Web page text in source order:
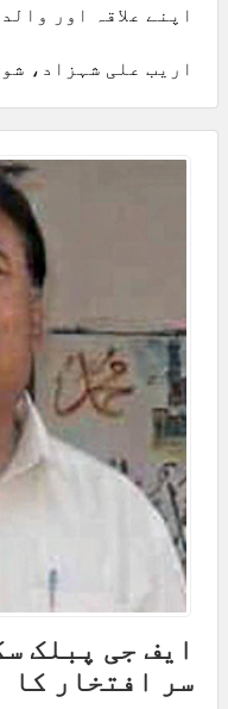
اپنے علاقہ اور
اریب علی شہزاد،
ایف جی پبلک
سر افتخار کا